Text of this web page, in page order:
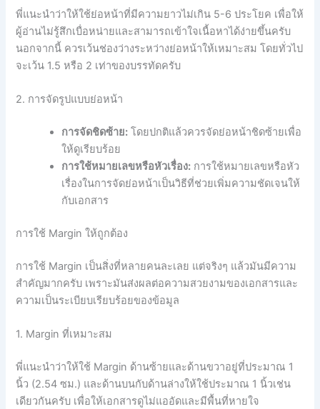
พี่แนะนำว่าให้ใช้ย่อหน้าที่มีความยาวไม่เกิน 5-6 ประโยค เพื่อให้
ผู้อ่านไม่รู้สึกเบื่อหน่ายและสามารถเข้าใจเนื้อหาได้ง่ายขึ้นครับ
นอกจากนี้ ควรเว้นช่องว่างระหว่างย่อหน้าให้เหมาะสม โดยทั่วไป
จะเว้น 1.5 หรือ 2 เท่าของบรรทัดครับ
2. การจัดรูปแบบย่อหน้า
การจัดชิดซ้าย: โดยปกติแล้วควรจัดย่อหน้าชิดซ้ายเพื่อ
ให้ดูเรียบร้อย
การใช้หมายเลขหรือหัวเรื่อง: การใช้หมายเลขหรือหัว
เรื่องในการจัดย่อหน้าเป็นวิธีที่ช่วยเพิ่มความชัดเจนให้
กับเอกสาร
การใช้ Margin ให้ถูกต้อง
การใช้ Margin เป็นสิ่งที่หลายคนละเลย แต่จริงๆ แล้วมันมีความ
สำคัญมากครับ เพราะมันส่งผลต่อความสวยงามของเอกสารและ
ความเป็นระเบียบเรียบร้อยของข้อมูล
1. Margin ที่เหมาะสม
พี่แนะนำว่าให้ใช้ Margin ด้านซ้ายและด้านขวาอยู่ที่ประมาณ 1
นิ้ว (2.54 ซม.) และด้านบนกับด้านล่างให้ใช้ประมาณ 1 นิ้วเช่น
เดียวกันครับ เพื่อให้เอกสารดูไม่แออัดและมีพื้นที่หายใจ